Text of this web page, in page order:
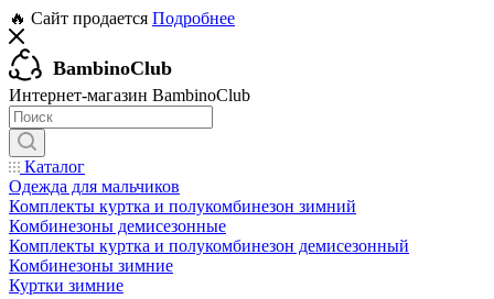
🔥 Сайт продается Подробнее
BambinoClub
Интернет-магазин BambinoClub
Каталог
Одежда для мальчиков
Комплекты куртка и полукомбинезон зимний
Комбинезоны демисезонные
Комплекты куртка и полукомбинезон демисезонный
Комбинезоны зимние
Куртки зимние